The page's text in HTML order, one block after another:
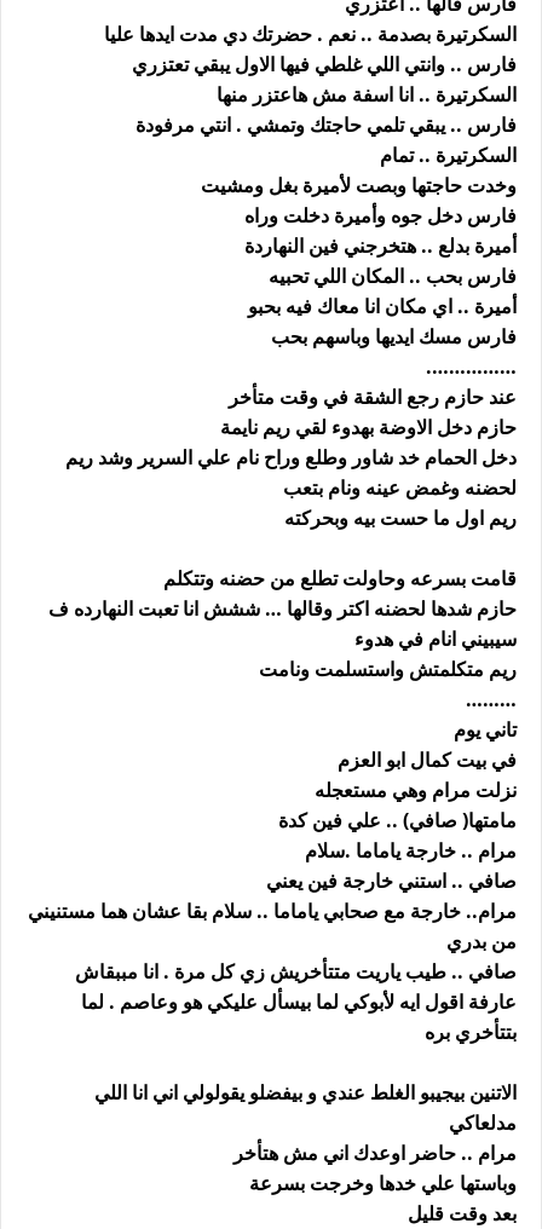
السكرتيرة بصدمة .. نعم . حضرتك دي مدت ايدها عليا
فارس .. وانتي اللي غلطي فيها الاول يبقي تعتزري
السكرتيرة .. انا اسفة مش هاعتزر منها
فارس .. يبقي تلمي حاجتك وتمشي . انتي مرفودة
السكرتيرة .. تمام
وخدت حاجتها وبصت لأميرة بغل ومشيت
فارس دخل جوه وأميرة دخلت وراه
أميرة بدلع .. هتخرجني فين النهاردة
فارس بحب .. المكان اللي تحبيه
أميرة .. اي مكان انا معاك فيه بحبو
فارس مسك ايديها وباسهم بحب
…………….
عند حازم رجع الشقة في وقت متأخر
حازم دخل الاوضة بهدوء لقي ريم نايمة
دخل الحمام خد شاور وطلع وراح نام علي السرير وشد ريم
لحضنه وغمض عينه ونام بتعب
ريم اول ما حست بيه وبحركته
قامت بسرعه وحاولت تطلع من حضنه وتتكلم
حازم شدها لحضنه اكتر وقالها … ششش انا تعبت النهارده ف
سيبيني انام في هدوء
ريم متكلمتش واستسلمت ونامت
………
تاني يوم
في بيت كمال ابو العزم
نزلت مرام وهي مستعجله
مامتها( صافي) .. علي فين كدة
مرام .. خارجة ياماما .سلام
صافي .. استني خارجة فين يعني
مرام.. خارجة مع صحابي ياماما .. سلام بقا عشان هما مستنيني
من بدري
صافي .. طيب ياريت متتأخريش زي كل مرة . انا مببقاش
عارفة اقول ايه لأبوكي لما بيسأل عليكي هو وعاصم . لما
بتتأخري بره
الاتنين بيجيبو الغلط عندي و بيفضلو يقولولي اني انا اللي
مدلعاكي
مرام .. حاضر اوعدك اني مش هتأخر
وباستها علي خدها وخرجت بسرعة
بعد وقت قليل